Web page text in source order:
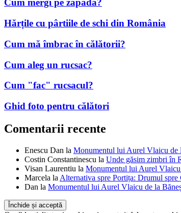
Cum mergi pe zăpadă?
Hărțile cu pârtiile de schi din România
Cum mă îmbrac în călătorii?
Cum aleg un rucsac?
Cum "fac" rucsacul?
Ghid foto pentru călători
Comentarii recente
Enescu Dan la Monumentul lui Aurel Vlaicu de
Costin Constantinescu la Unde găsim zimbri în
Visan Laurentiu la Monumentul lui Aurel
Marcela la Alternativa spre Portița: Drumul spre
Dan la Monumentul lui Aurel Vlaicu de la